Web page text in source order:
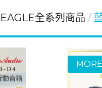
EAGLE全系列商品